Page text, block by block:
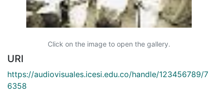
Click on the image to open the gallery.
URI
https://audiovisuales.icesi.edu.co/handle/123456789/7
6358